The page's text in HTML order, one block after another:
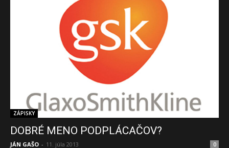
ZÁPISKY
DOBRÉ MENO PODPLÁCAČOV?
JÁN GAŠO - 11. júla 2013 0